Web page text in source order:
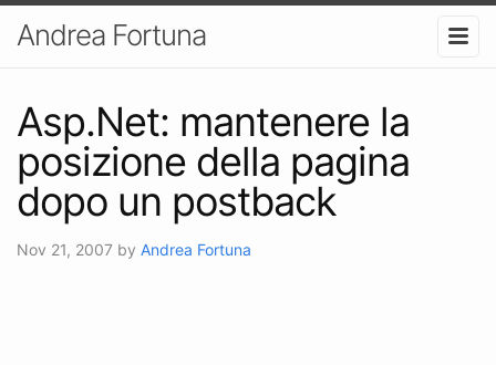
Andrea Fortuna
Asp.Net: mantenere la
posizione della pagina
dopo un postback
Nov 21, 2007 by Andrea Fortuna